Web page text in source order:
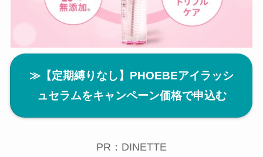
≫【定期縛りなし】PHOEBEアイラッシ
ュセラムをキャンペーン価格で申込む
PR：DINETTE